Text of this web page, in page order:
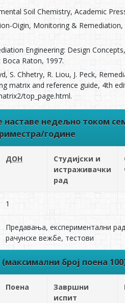
Soil Chemistry, Academic
Oigin, Monitoring & Remediation,
Engineering: Design
Boca Raton, 1997.
S. Chhetry, R. Liou, J. Peck,
matrix and reference guide, 4th
top_page.html.
наставе недељно током
године
ДОН
Студијски и
истраживачки
рад
1
Предавања, експериментални
рачунске вежбе, тестови
број поена
Поена
Завршни
испит